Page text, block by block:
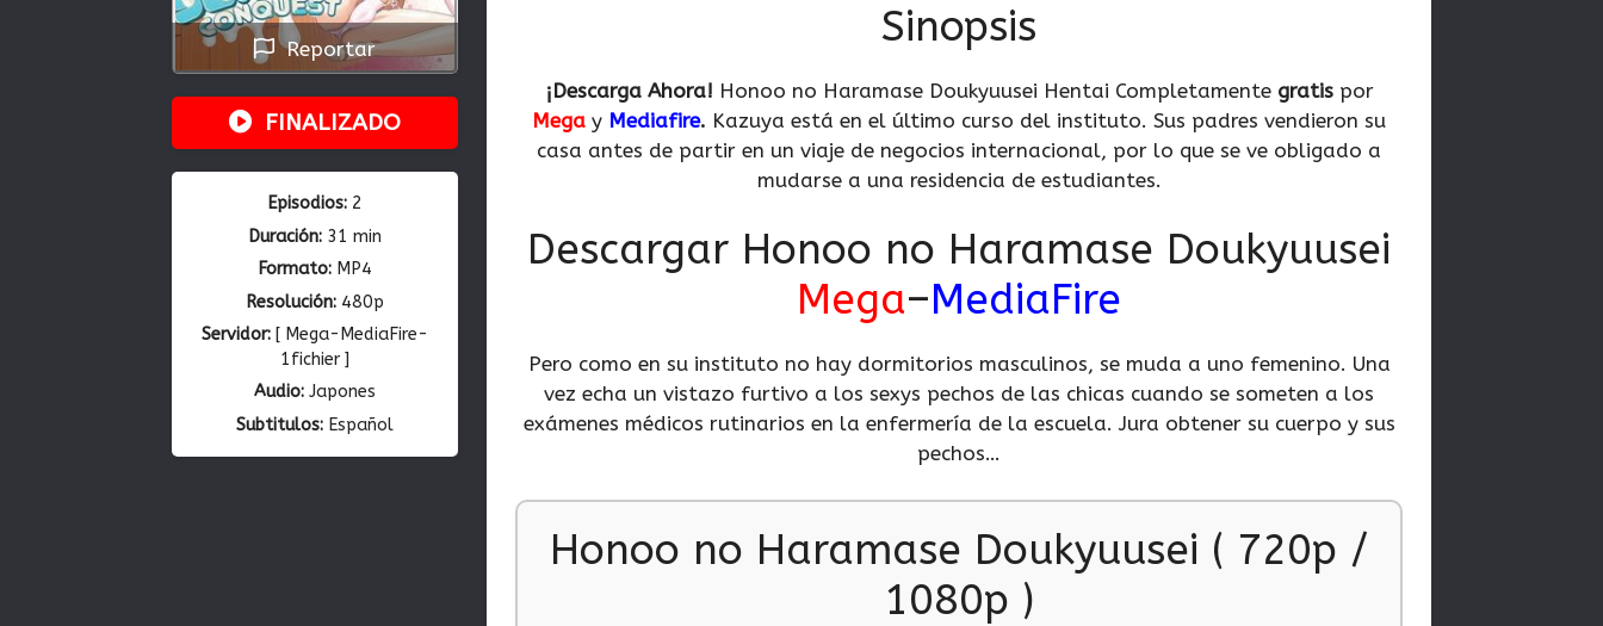
Reportar
FINALIZADO
Episodios: 2
Duración: 31 min
Formato: MP4
Resolución: 480p
Servidor: [ Mega-MediaFire-
1fichier ]
Audio: Japones
Subtitulos: Español
Sinopsis
¡Descarga Ahora! Honoo no Haramase Doukyuusei Hentai Completamente gratispor
Mega y Mediafire. Kazuya está en el último curso del instituto. Sus padres vendieron su
casa antes de partir en un viaje de negocios internacional, por lo que se ve obligado a
mudarse a una residencia de estudiantes.
Descargar Honoo no Haramase Doukyuusei
Mega–MediaFire
Pero como en su instituto no hay dormitorios masculinos, se muda a uno femenino. Una
vez echa un vistazo furtivo a los sexys pechos de las chicas cuando se someten a los
exámenes médicos rutinarios en la enfermería de la escuela. Jura obtener su cuerpo y sus
pechos…
Honoo no Haramase Doukyuusei ( 720p /
1080p )